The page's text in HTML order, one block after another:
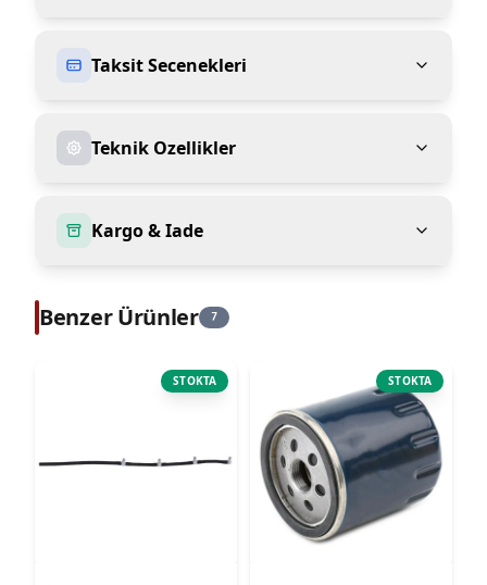
Taksit Secenekleri
Teknik Ozellikler
Kargo & Iade
Benzer Ürünler 7
STOKTA STOKTA